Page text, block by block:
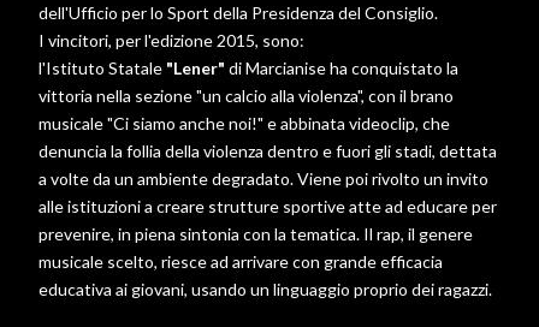
dell'Ufficio per lo Sport della Presidenza del Consiglio.
I vincitori, per l'edizione 2015, sono:
l'Istituto Statale "Lener" di Marcianise ha conquistato la
vittoria nella sezione "un calcio alla violenza", con il brano
musicale "Ci siamo anche noi!" e abbinata videoclip, che
denuncia la follia della violenza dentro e fuori gli stadi, dettata
a volte da un ambiente degradato. Viene poi rivolto un invito
alle istituzioni a creare strutture sportive atte ad educare per
prevenire, in piena sintonia con la tematica. Il rap, il genere
musicale scelto, riesce ad arrivare con grande efficacia
educativa ai giovani, usando un linguaggio proprio dei ragazzi.